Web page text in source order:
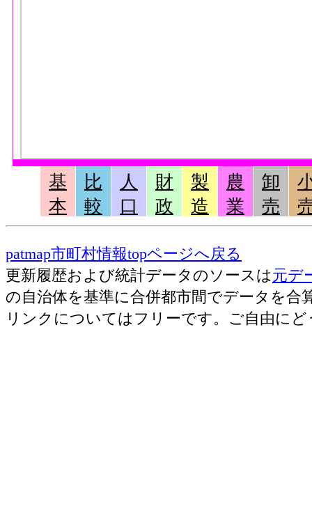
基
本
比
較
人
口
財
政
製
造
農
業
卸
売
patmap市町村情報topページへ戻る
更新履歴および統計データのソースは元デ
の自治体を基準に合併都市間でデータを合
リンクについてはフリーです。ご自由にど